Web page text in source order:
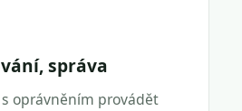
správa
oprávněním provádět